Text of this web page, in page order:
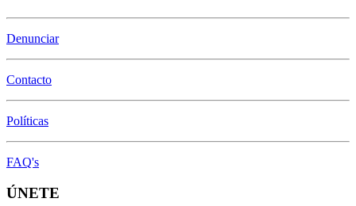
Denunciar
Contacto
Políticas
FAQ's
ÚNETE